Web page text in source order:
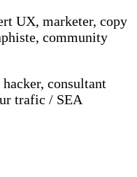
UX, marketer, copy
community
consultant
trafic / SEA